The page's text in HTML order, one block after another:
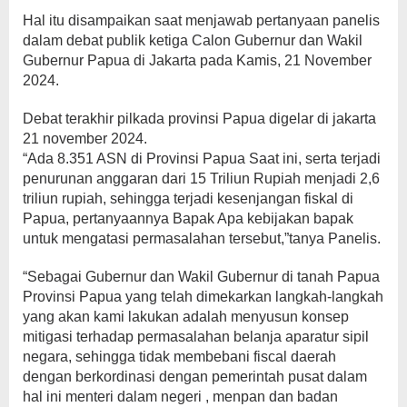
Hal itu disampaikan saat menjawab pertanyaan panelis
dalam debat publik ketiga Calon Gubernur dan Wakil
Gubernur Papua di Jakarta pada Kamis, 21 November
2024.
Debat terakhir pilkada provinsi Papua digelar di jakarta
21 november 2024.
“Ada 8.351 ASN di Provinsi Papua Saat ini, serta terjadi
penurunan anggaran dari 15 Triliun Rupiah menjadi 2,6
triliun rupiah, sehingga terjadi kesenjangan fiskal di
Papua, pertanyaannya Bapak Apa kebijakan bapak
untuk mengatasi permasalahan tersebut,”tanya Panelis.
“Sebagai Gubernur dan Wakil Gubernur di tanah Papua
Provinsi Papua yang telah dimekarkan langkah-langkah
yang akan kami lakukan adalah menyusun konsep
mitigasi terhadap permasalahan belanja aparatur sipil
negara, sehingga tidak membebani fiscal daerah
dengan berkordinasi dengan pemerintah pusat dalam
hal ini menteri dalam negeri , menpan dan badan